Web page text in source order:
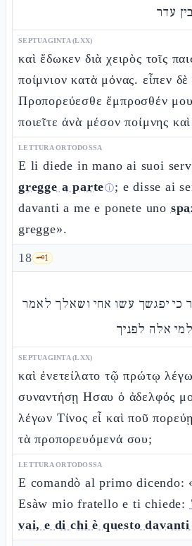
עדר
SEPTUAGINTA (LXX)
καὶ ἔδωκεν διὰ χειρὸς τοῖς
ποίμνιον κατὰ μόνας. εἶπεν δὲ
Προπορεύεσθε ἔμπροσθέν
ποιεῖτε ἀνὰ μέσον ποίμνης
LETTURA ORTODOSSA
E li diede in mano ai suoi
gregge a parteⓘ; e disse ai
davanti a me e ponete uno
gregge».
18 🗝️1
כי יפגשך עשו אחי ושאלך לאמר
אלה לפניך
SEPTUAGINTA (LXX)
καὶ ἐνετείλατο τῷ πρώτῳ
συναντήσῃ Ησαυ ὁ ἀδελφός
λέγων Τίνος εἶ καὶ ποῦ
τὰ προπορευόμενά σου;
LETTURA ORTODOSSA
E comandò al primo dicendo:
Esàw mio fratello e ti chiede:
vai, e di chi è questo